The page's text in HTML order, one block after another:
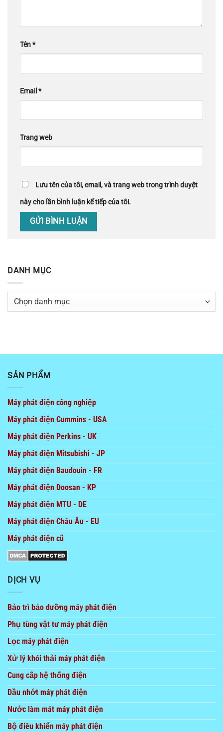
Tên*
Email *
Trang web
Lưu tên của tôi, email, và trang web trong trình duyệt
này cho lần bình luận kế tiếp của tôi.
DANH MỤC
Danh
SẢN PHẨM
Máy phát điện công nghiệp
Máy phát điện Cummins - USA
Máy phát điện Perkins - UK
Máy phát điện Mitsubishi - JP
Máy phát điện Baudouin - FR
Máy phát điện Doosan - KP
Máy phát điện MTU - DE
Máy phát điện Châu Âu - EU
Máy phát điện cũ
DỊCH VỤ
Bảo trì bảo dưỡng máy phát điện
Phụ tùng vật tư máy phát điện
Lọc máy phát điện
Xử lý khói thải máy phát điện
Cung cấp hệ thống điện
Dầu nhớt máy phát điện
Nước làm mát máy phát điện
Bộ điêu khiển máy phát điện